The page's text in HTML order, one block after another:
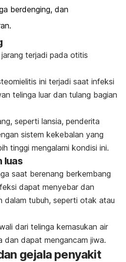
berdenging, dan
terjadi pada otitis
ini terjadi saat infeksi
telinga luar dan tulang bagian
seperti lansia, penderita
sistem kekebalan yang
tinggi mengalami kondisi ini.
luas
saat berenang berkembang
dapat menyebar dan
dalam tubuh, seperti otak atau
dari telinga kemasukan air
dan dapat mengancam jiwa.
gejala penyakit